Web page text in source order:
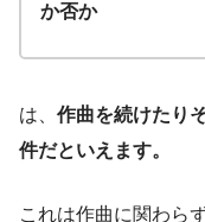
か否か
は、 作曲を続けたり
件だといえます。
これは作曲に関わら